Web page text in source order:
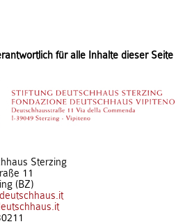
für alle Inhalte dieser Seite
Sterzing
11
(BZ)